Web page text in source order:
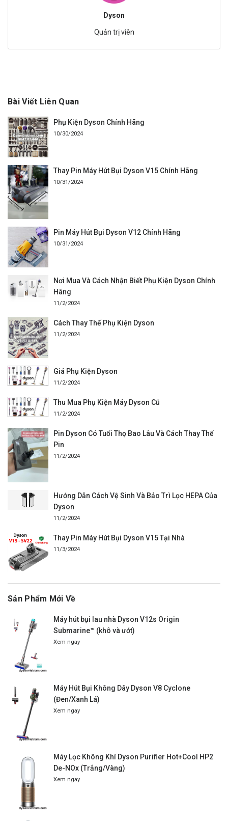
Dyson
Quản trị viên
Bài Viết Liên Quan
Phụ Kiện Dyson Chính Hãng
10/30/2024
Thay Pin Máy Hút Bụi Dyson V15 Chính Hãng
10/31/2024
Pin Máy Hút Bụi Dyson V12 Chính Hãng
10/31/2024
Nơi Mua Và Cách Nhận Biết Phụ Kiện Dyson Chính
Hãng
11/2/2024
Cách Thay Thế Phụ Kiện Dyson
11/2/2024
Giá Phụ Kiện Dyson
11/2/2024
Thu Mua Phụ Kiện Máy Dyson Cũ
11/2/2024
Pin Dyson Có Tuổi Thọ Bao Lâu Và Cách Thay Thế
Pin
11/2/2024
Hướng Dẫn Cách Vệ Sinh Và Bảo Trì Lọc HEPA Của
Dyson
11/2/2024
Thay Pin Máy Hút Bụi Dyson V15 Tại Nhà
11/3/2024
Sản Phẩm Mới Về
Máy hút bụi lau nhà Dyson V12s Origin
Submarine™ (khô và ướt)
Xem ngay
Máy Hút Bụi Không Dây Dyson V8 Cyclone
(Đen/Xanh Lá)
Xem ngay
Máy Lọc Không Khí Dyson Purifier Hot+Cool HP2
De-NOx (Trắng/Vàng)
Xem ngay